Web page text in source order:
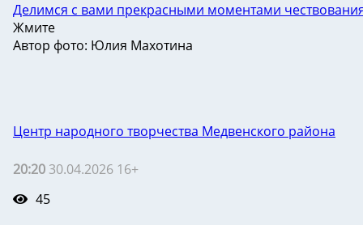
Делимся с вами прекрасными моментами
Жмите
Автор фото: Юлия Махотина
Центр народного творчества Медвенского района
20:20 30.04.2026 16+
45